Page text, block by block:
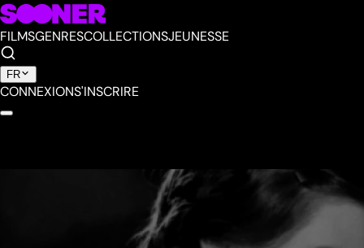
FILMSGENRESCOLLECTIONSJEUNESSE
FR
CONNEXIONS'INSCRIRE